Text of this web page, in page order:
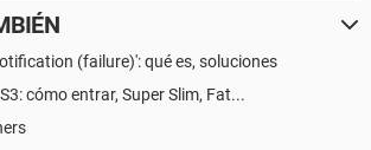
(failure)': qué es, soluciones
cómo entrar, Super Slim, Fat...